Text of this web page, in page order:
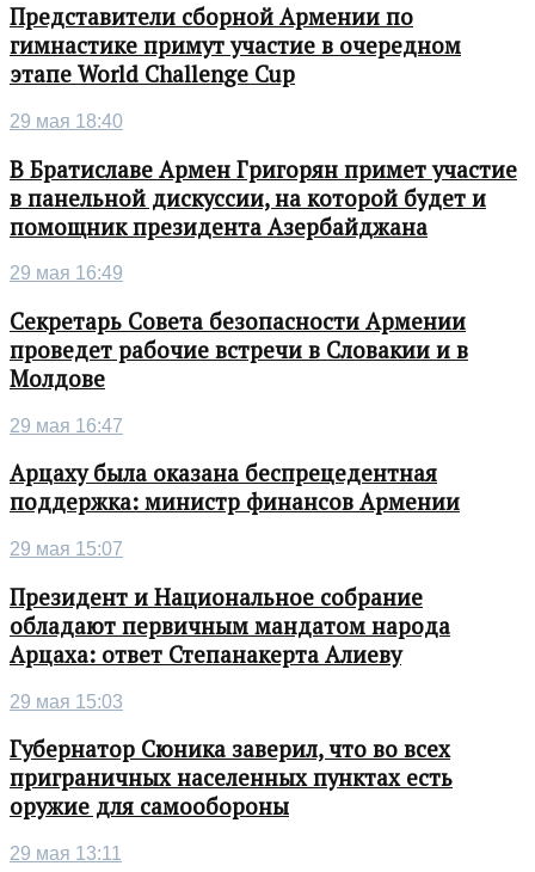
Представители сборной Армении по
гимнастике примут участие в очередном
этапе World Challenge Cup
29 мая 18:40
В Братиславе Армен Григорян примет участие
в панельной дискуссии, на которой будет и
помощник президента Азербайджана
29 мая 16:49
Секретарь Совета безопасности Армении
проведет рабочие встречи в Словакии и в
Молдове
29 мая 16:47
Арцаху была оказана беспрецедентная
поддержка: министр финансов Армении
29 мая 15:07
Президент и Национальное собрание
обладают первичным мандатом народа
Арцаха: ответ Степанакерта Алиеву
29 мая 15:03
Губернатор Сюника заверил, что во всех
приграничных населенных пунктах есть
оружие для самообороны
29 мая 13:11